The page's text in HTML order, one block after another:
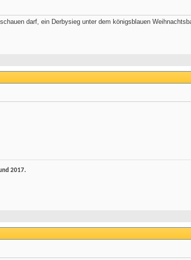
darf, ein Derbysieg unter dem königsblauen
2017.